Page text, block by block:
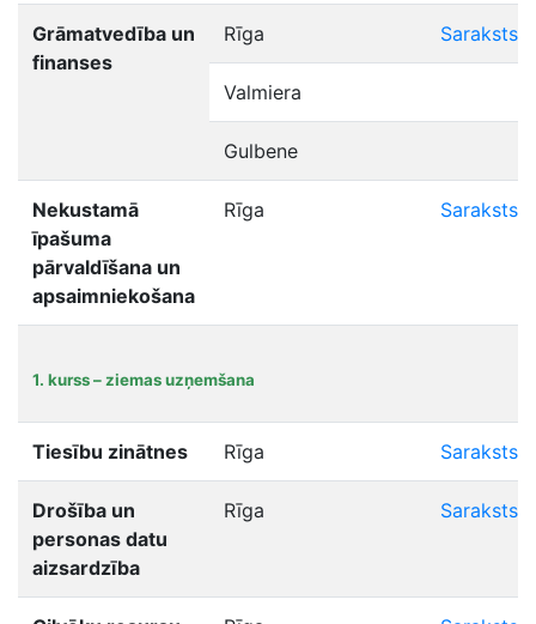
Grāmatvedība un
finanses
Rīga Saraksts
Valmiera
Gulbene
Nekustamā
īpašuma
pārvaldīšana un
apsaimniekošana
Rīga Saraksts
1. kurss – ziemas uzņemšana
Tiesību zinātnes Rīga Saraksts
Drošība un
personas datu
aizsardzība
Rīga Saraksts